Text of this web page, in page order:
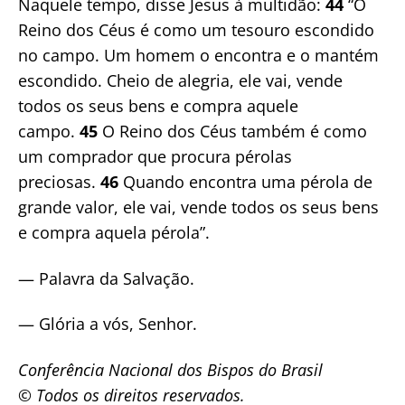
Naquele tempo, disse Jesus à multidão: 44 “O
Reino dos Céus é como um tesouro escondido
no campo. Um homem o encontra e o mantém
escondido. Cheio de alegria, ele vai, vende
todos os seus bens e compra aquele
campo. 45 O Reino dos Céus também é como
um comprador que procura pérolas
preciosas. 46 Quando encontra uma pérola de
grande valor, ele vai, vende todos os seus bens
e compra aquela pérola”.
— Palavra da Salvação.
— Glória a vós, Senhor.
Conferência Nacional dos Bispos do Brasil
© Todos os direitos reservados.